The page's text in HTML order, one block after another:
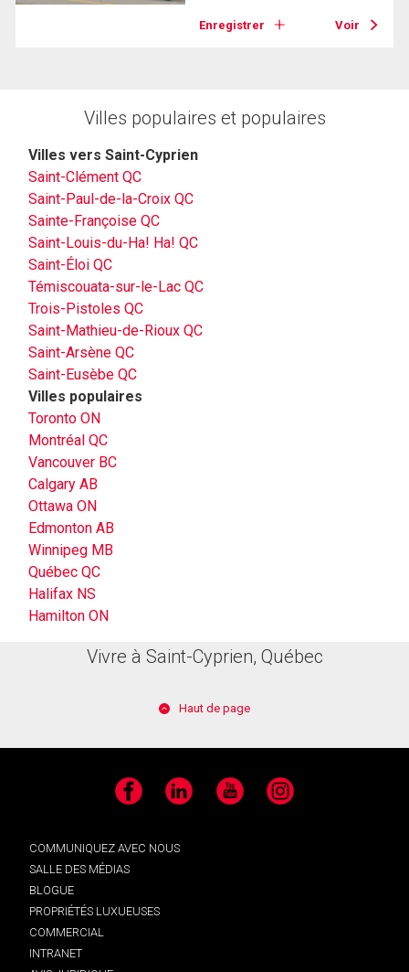
Enregistrer Voir
Villes populaires et populaires
Villes vers Saint-Cyprien
Saint-Clément QC
Saint-Paul-de-la-Croix QC
Sainte-Françoise QC
Saint-Louis-du-Ha! Ha! QC
Saint-Éloi QC
Témiscouata-sur-le-Lac QC
Trois-Pistoles QC
Saint-Mathieu-de-Rioux QC
Saint-Arsène QC
Saint-Eusèbe QC
Villes populaires
Toronto ON
Montréal QC
Vancouver BC
Calgary AB
Ottawa ON
Edmonton AB
Winnipeg MB
Québec QC
Halifax NS
Hamilton ON
Vivre à Saint-Cyprien, Québec
Haut de page
Facebook LinkedIn YouTube Instagram
COMMUNIQUEZ AVEC NOUS
SALLE DES MÉDIAS
BLOGUE
PROPRIÉTÉS LUXUEUSES
COMMERCIAL
INTRANET